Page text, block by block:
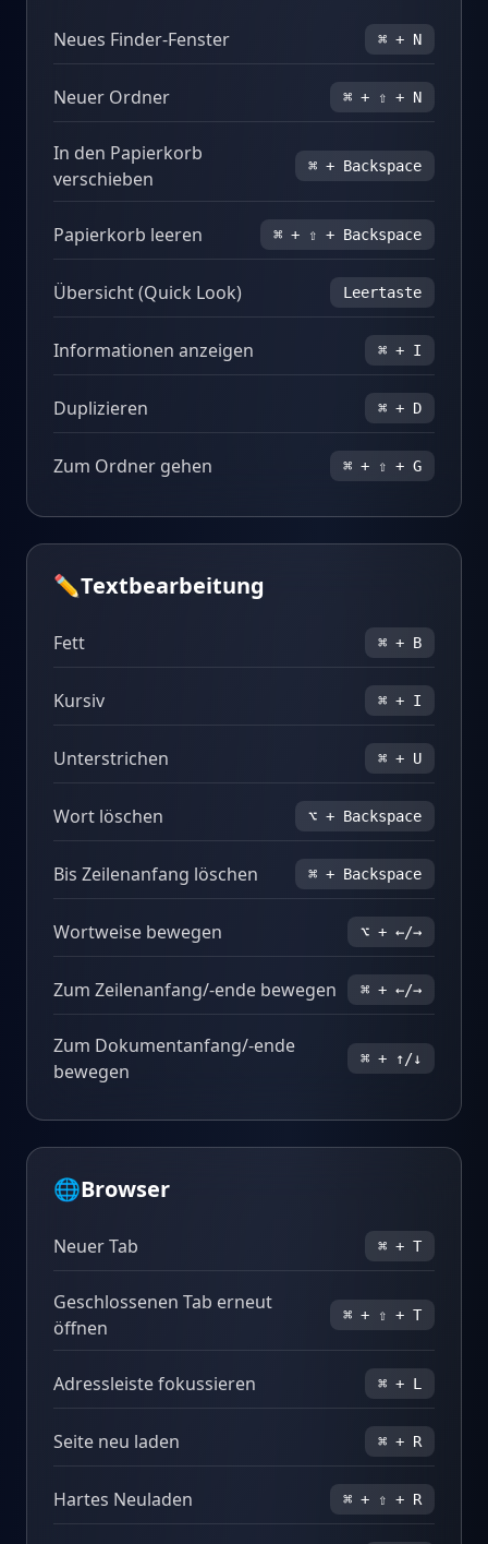
Neues Finder-Fenster ⌘ + N
Neuer Ordner ⌘ + ⇧ + N
In den Papierkorb
verschieben
⌘ + Backspace
Papierkorb leeren ⌘ + ⇧ + Backspace
Übersicht (Quick Look) Leertaste
Informationen anzeigen ⌘ + I
Duplizieren ⌘ + D
Zum Ordner gehen ⌘ + ⇧ + G
✏️Textbearbeitung
Fett ⌘ + B
Kursiv ⌘ + I
Unterstrichen ⌘ + U
Wort löschen ⌥ + Backspace
Bis Zeilenanfang löschen ⌘ + Backspace
Wortweise bewegen ⌥ + ←/→
Zum Zeilenanfang/-ende bewegen ⌘ + ←/→
Zum Dokumentanfang/-ende
bewegen
⌘ + ↑/↓
🌐Browser
Neuer Tab ⌘ + T
Geschlossenen Tab erneut
öffnen
⌘ + ⇧ + T
Adressleiste fokussieren ⌘ + L
Seite neu laden ⌘ + R
Hartes Neuladen ⌘ + ⇧ + R